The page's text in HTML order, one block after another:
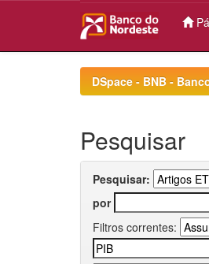
DSpace - BNB -
Pesquisar
Pesquisar:
por
Filtros correntes: